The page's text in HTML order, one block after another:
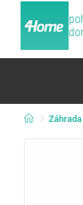
Záhrada